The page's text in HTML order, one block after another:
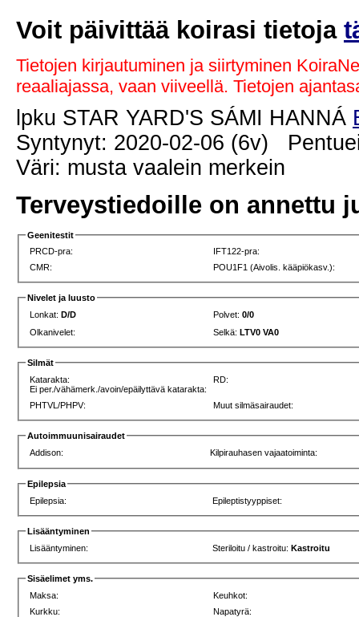
Voit päivittää koirasi tietoja
Tietojen kirjautuminen ja siirtyminen
reaaliajassa, vaan viiveellä. Tietojen
lpku STAR YARD'S SÁMI HANNÁ
Syntynyt: 2020-02-06 (6v)
Väri: musta vaalein merkein
Terveystiedoille on annettu
Geenitestit
PRCD-pra:
IFT122-pra:
CMR:
POU1F1 (Aivolis. kääpiökasv.):
Nivelet ja luusto
Lonkat:D/D Polvet:0/0
Olkanivelet:
Selkä:LTV0 VA0
Silmät
Katarakta:
Ei per./vähämerk./avoin/epäilyttävä katarakta:
RD:
PHTVL/PHPV: Muut silmäsairaudet:
Autoimmuunisairaudet
Addison:
Kilpirauhasen vajaatoiminta:
Epilepsia
Epilepsia:
Epileptistyyppiset:
Lisääntyminen
Lisääntyminen:
Steriloitu / kastroitu:Kastroitu
Sisäelimet yms.
Maksa:
Keuhkot:
Kurkku:
Napatyrä: